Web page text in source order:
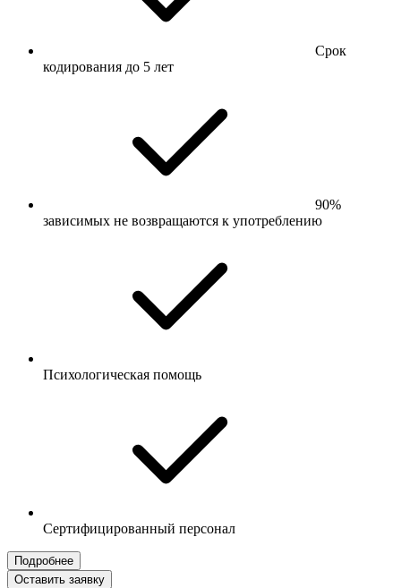
Срок
кодирования до 5 лет
90%
зависимых не возвращаются к употреблению
Психологическая помощь
Сертифицированный персонал
Подробнее
Оставить заявку